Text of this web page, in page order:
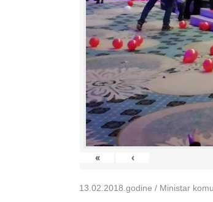
« ‹
13.02.2018.godine / Ministar